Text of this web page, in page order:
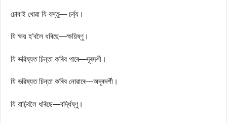
চোবাই খোৱা যি বস্তু— চর্ব্য।
যি ক্ষয় হ’বলৈ ধৰিছে—ক্ষয়িষ্ণু।
যি ভৱিষ্যত চিন্তা কৰিব পাৰে—দূৰদৰ্শী।
যি ভৱিষ্যত চিন্তা কৰিব নোৱাৰে—অদূৰদৰ্শী।
যি বাঢ়িবলৈ ধৰিছে—বৰ্দ্ধিষ্ণু।